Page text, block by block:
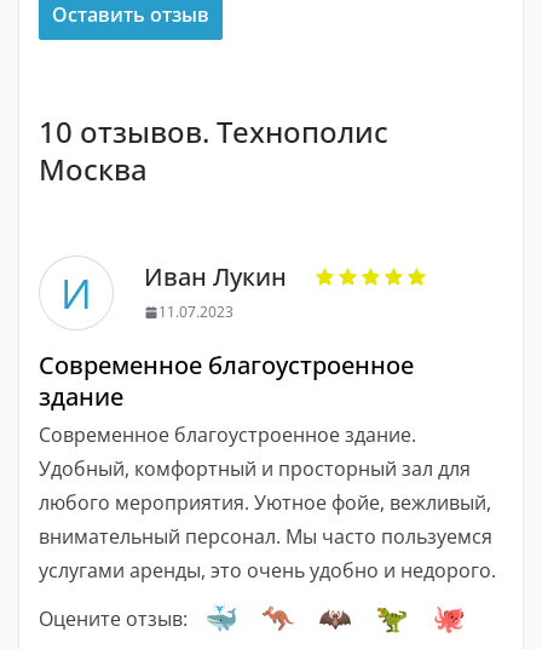
Оставить отзыв
10 отзывов. Технополис
Москва
И Иван Лукин
11.07.2023
Современное благоустроенное
здание
Современное благоустроенное здание.
Удобный, комфортный и просторный зал для
любого мероприятия. Уютное фойе, вежливый,
внимательный персонал. Мы часто пользуемся
услугами аренды, это очень удобно и недорого.
Оцените отзыв: